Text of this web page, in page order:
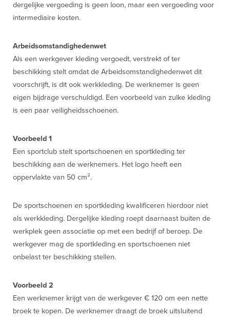
dergelijke vergoeding is geen loon, maar een vergoeding voor
intermediaire kosten.
Arbeidsomstandighedenwet
Als een werkgever kleding vergoedt, verstrekt of ter
beschikking stelt omdat de Arbeidsomstandighedenwet dit
voorschrijft, is dit ook werkkleding. De werknemer is geen
eigen bijdrage verschuldigd. Een voorbeeld van zulke kleding
is een paar veiligheidsschoenen.
Voorbeeld 1
Een sportclub stelt sportschoenen en sportkleding ter
beschikking aan de werknemers. Het logo heeft een
oppervlakte van 50 cm².
De sportschoenen en sportkleding kwalificeren hierdoor niet
als werkkleding. Dergelijke kleding roept daarnaast buiten de
werkplek geen associatie op met een bedrijf of beroep. De
werkgever mag de sportkleding en sportschoenen niet
onbelast ter beschikking stellen.
Voorbeeld 2
Een werknemer krijgt van de werkgever € 120 om een nette
broek te kopen. De werknemer draagt de broek uitsluitend